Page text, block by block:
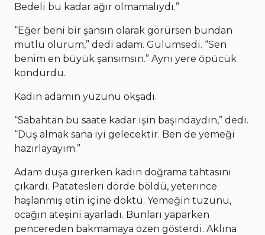
Bedeli bu kadar ağır olmamalıydı.”
“Eğer beni bir şansın olarak görürsen bundan
mutlu olurum,” dedi adam. Gülümsedi. “Sen
benim en büyük şansımsın.” Aynı yere öpücük
kondurdu.
Kadın adamın yüzünü okşadı.
“Sabahtan bu saate kadar işin başındaydın,” dedi.
“Duş almak sana iyi gelecektir. Ben de yemeği
hazırlayayım.”
Adam duşa girerken kadın doğrama tahtasını
çıkardı. Patatesleri dörde böldü, yeterince
haşlanmış etin içine döktü. Yemeğin tuzunu,
ocağın ateşini ayarladı. Bunları yaparken
pencereden bakmamaya özen gösterdi. Aklına